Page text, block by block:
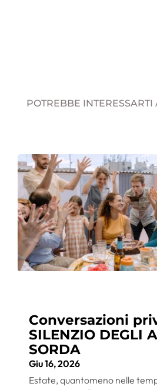
POTREBBE INTERESSARTI
Conversazioni
SILENZIO DEGLI
SORDA
Giu 16, 2026
Estate, quantomeno nelle